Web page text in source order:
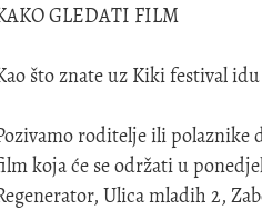
GLEDATI FILM
što znate uz Kiki festival
roditelje ili polaznike
koja će se održati u
Ulica mladih 2,